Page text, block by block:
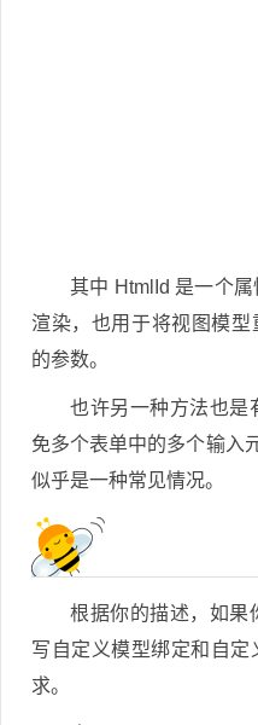
其中 HtmlId 是一个
渲染，也用于将视图模型
的参数。
也许另一种方法也是
免多个表单中的多个输入
似乎是一种常见情况。
根据你的描述，如果
写自定义模型绑定和自
求。